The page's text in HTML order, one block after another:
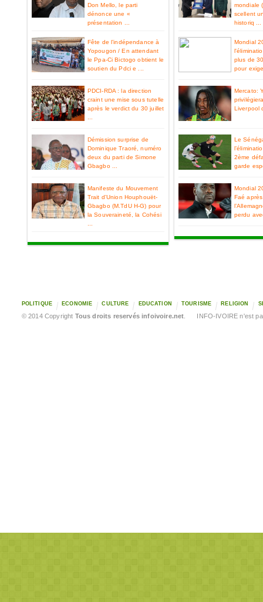
Don Mello, le parti
dénonce une «
présentation ...
Fête de l’indépendance à
Yopougon / En attendant
le Ppa-Ci Bictogo obtient le
soutien du Pdci e ...
PDCI-RDA : la direction
craint une mise sous tutelle
après le verdict du 30 juillet
Démission surprise de
Dominique Traoré, numéro
deux du parti de Simone
Gbagbo ...
Manifeste du Mouvement
Trait d'Union Houphouët-
Gbagbo (M.TdU H-G) pour
la Souveraineté, la Cohési
mondiale
scellent
historiq ...
Mondial
plus de
pour
Mercato:
Liverpool
Le
2ème
garde
Mondial
Faé
perdu
POLITIQUE ECONOMIE CULTURE EDUCATION TOURISME RELIGION
© 2014 Copyright Tous droits reservés infoivoire.net . INFO-IVOIRE n'est